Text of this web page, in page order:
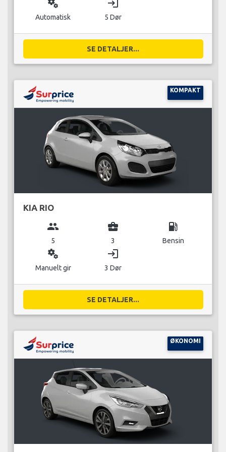
miscellaneous_services
Automatisk
login
5 Dør
SE DETALJER...
KOMPAKT
KIA RIO
group
5
business_center
3
local_gas_station
Bensin
miscellaneous_services
Manuelt gir
login
3 Dør
SE DETALJER...
ØKONOMI